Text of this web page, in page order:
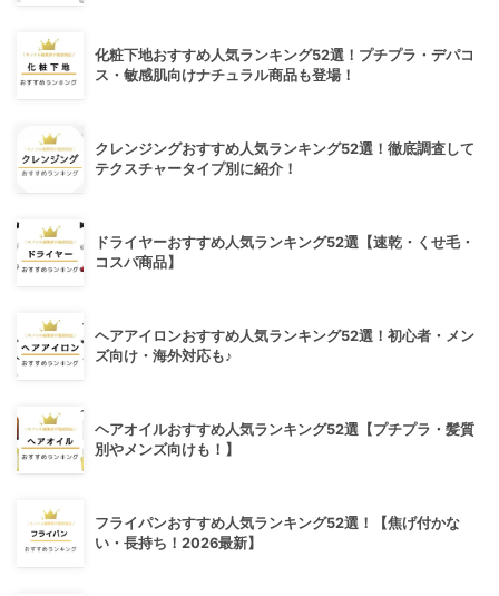
化粧下地おすすめ人気ランキング52選！プチプラ・デパコ
ス・敏感肌向けナチュラル商品も登場！
クレンジングおすすめ人気ランキング52選！徹底調査して
テクスチャータイプ別に紹介！
ドライヤーおすすめ人気ランキング52選【速乾・くせ毛・
コスパ商品】
ヘアアイロンおすすめ人気ランキング52選！初心者・メン
ズ向け・海外対応も♪
ヘアオイルおすすめ人気ランキング52選【プチプラ・髪質
別やメンズ向けも！】
フライパンおすすめ人気ランキング52選！【焦げ付かな
い・長持ち！2026最新】